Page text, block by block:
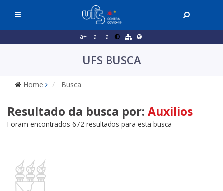
a+ a- a
UFS BUSCA
Home Busca
Resultado da busca por: Auxilios
Foram encontrados 672 resultados para esta busca